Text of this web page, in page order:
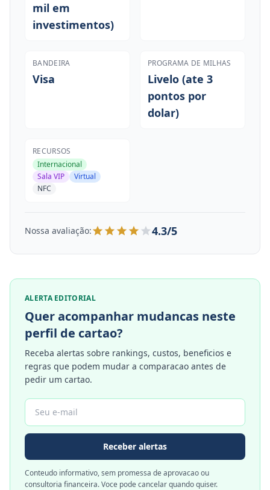
mil em
investimentos)
BANDEIRA
Visa
PROGRAMA DE MILHAS
Livelo (ate 3
pontos por
dolar)
RECURSOS
Internacional
Sala VIP
Virtual
NFC
Nossa avaliação: 4.3/5
ALERTA EDITORIAL
Quer acompanhar mudancas neste
perfil de cartao?
Receba alertas sobre rankings, custos, beneficios e
regras que podem mudar a comparacao antes de
pedir um cartao.
Receber alertas
Conteudo informativo, sem promessa de aprovacao ou
consultoria financeira. Voce pode cancelar quando quiser.